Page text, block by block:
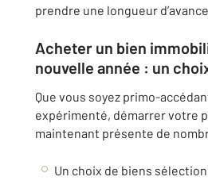
prendre une longueur
Acheter un bien
nouvelle année : un
Que vous soyez primo-
expérimenté, démarrer votre
maintenant présente de
Un choix de biens